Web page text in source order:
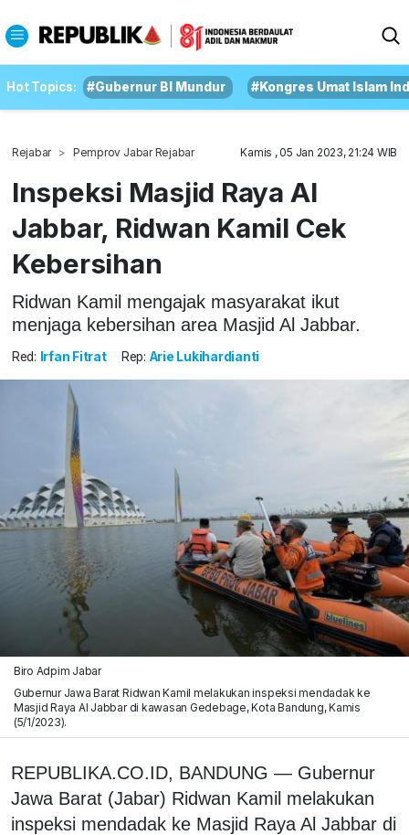
Hot Topics: #Gubernur BI Mundur #Kongres Umat Islam
Rejabar Pemprov Jabar Rejabar Kamis , 05 Jan 2023, 21:24 WIB
Inspeksi Masjid Raya Al
Jabbar, Ridwan Kamil Cek
Kebersihan
Ridwan Kamil mengajak masyarakat ikut
menjaga kebersihan area Masjid Al Jabbar.
Red: Irfan Fitrat Rep: Arie Lukihardianti
Biro Adpim Jabar
Gubernur Jawa Barat Ridwan Kamil melakukan inspeksi mendadak ke
Masjid Raya Al Jabbar di kawasan Gedebage, Kota Bandung, Kamis
(5/1/2023).
REPUBLIKA.CO.ID, BANDUNG — Gubernur
Jawa Barat (Jabar) Ridwan Kamil melakukan
inspeksi mendadak ke Masjid Raya Al Jabbar di